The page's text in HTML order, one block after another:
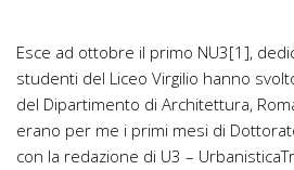
Esce ad ottobre il primo NU3[1],
studenti del Liceo Virgilio hanno
del Dipartimento di Architettura,
erano per me i primi mesi di
con la redazione di U3 –